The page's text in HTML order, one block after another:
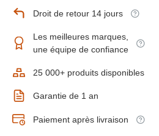
Droit de retour 14 jours
Les meilleures marques,
une équipe de confiance
25 000+ produits disponibles
Garantie de 1 an
Paiement après livraison